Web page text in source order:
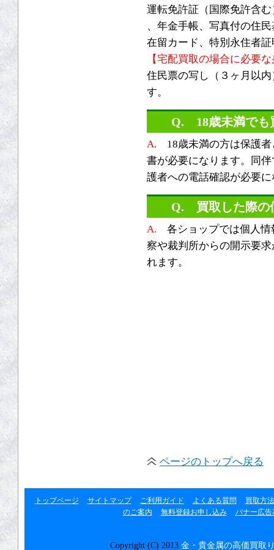
運転免許証（国際免許含
、年金手帳、写真付の住
在留カード、特別永住者
【宅配買取の場合に必要
住民票の写し（３ヶ月以
す。
Q. 18歳未満でも
A. 18歳未満の方は保護者
書が必要になります。同
護者への電話確認が必要
Q. 買取した際の
A. 各ショップでは個人情
察や裁判所からの開示要
れます。
ページのトップへ戻る
トップページ サイトマップ ご利用ガイド よくある質問
買取方法
のご案内
無料登録お申し込み バナー広告
Copyright (C) 2013 金・貴金属の高価買取